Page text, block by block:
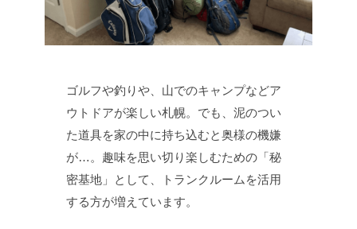
ゴルフや釣りや、山でのキャンプなどア
ウトドアが楽しい札幌。でも、泥のつい
た道具を家の中に持ち込むと奥様の機嫌
が…。趣味を思い切り楽しむための「秘
密基地」として、トランクルームを活用
する方が増えています。